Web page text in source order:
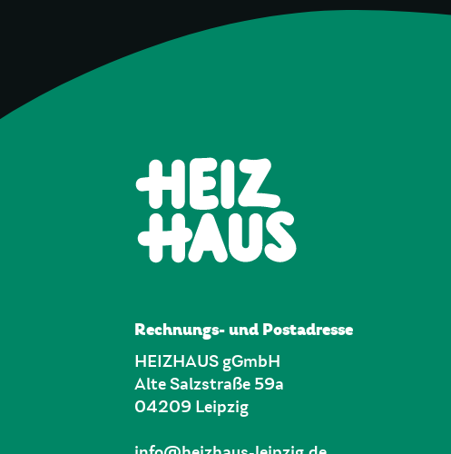
Rechnungs- und Postadresse
HEIZHAUS gGmbH
Alte Salzstraße 59a
04209 Leipzig